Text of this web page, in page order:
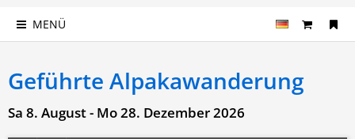
MENÜ
Geführte Alpakawanderung
Sa 8. August - Mo 28. Dezember 2026